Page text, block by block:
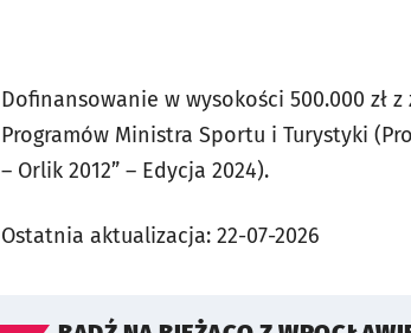
Dofinansowanie w wysokości 500.000 zł
Programów Ministra Sportu i Turystyki
– Orlik 2012” – Edycja 2024).
Ostatnia aktualizacja: 22-07-2026